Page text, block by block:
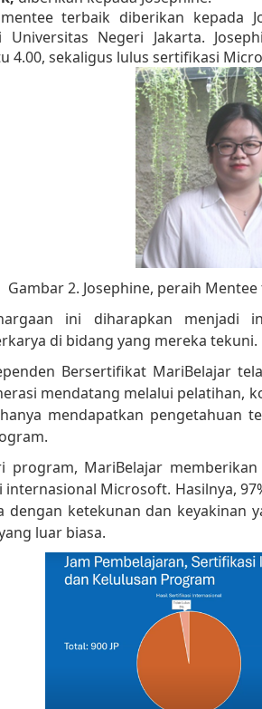
terbaik diberikan kepada
Negeri Jakarta.
4.00, sekaligus lulus sertifikasi
Gambar 2. Josephine, peraih
ini diharapkan
di bidang yang mereka tekuni.
Bersertifikat MariBelajar
mendatang melalui pelatihan,
mendapatkan pengetahuan
program, MariBelajar
Microsoft. Hasilnya,
dengan ketekunan dan keyakinan
luar biasa.